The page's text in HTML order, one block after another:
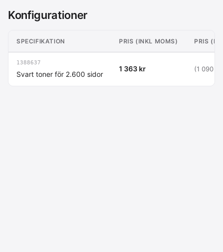
Konfigurationer
SPECIFIKATION PRIS (INKL MOMS) PRIS
1388637
Svart toner för 2.600 sidor
1 363 kr (1 090